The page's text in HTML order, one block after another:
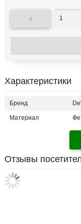

Характеристики
Бренд
Материал
Отзывы